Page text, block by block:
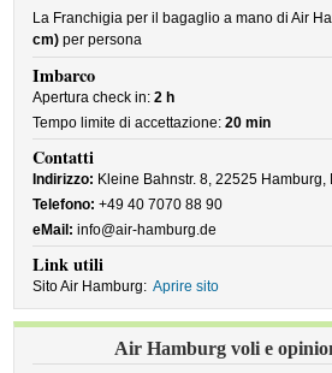
La Franchigia per il bagaglio a mano di Air
cm) per persona
Imbarco
Apertura check in:2 h
Tempo limite di accettazione:20 min
Contatti
Indirizzo: Kleine Bahnstr. 8, 22525 Hamburg,
Telefono: +49 40 7070 88 90
eMail: info@air-hamburg.de
Link utili
Sito Air Hamburg: Aprire sito
Air Hamburg voli e